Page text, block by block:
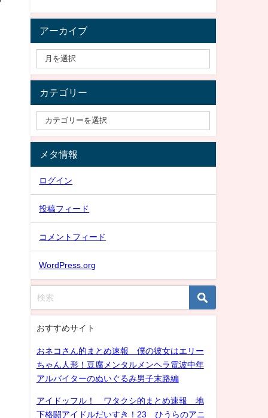
アーカイブ
カテゴリー
メタ情報
ログイン
投稿フィード
コメントフィード
WordPress.org
おすすめサイト
おネコさん的まとめ速報 僕の彼女はエリー
ちゃん人形！豆腐メンタルメンヘラ電波中年
アルバイターのぬいぐるみ男子末路編
アイドッフル！ ワタクシ的まとめ速報 地
下格闘アイドルだいすき！23 ひうらのアニ